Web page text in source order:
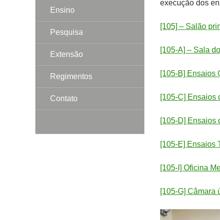
execução dos
[105] – Salão
[105-A] – Sala
[105-B] Ensaios
[105-C] Ensaios
[105-D] Ensaios
[105-E] Ensaios
[105-I] Oficina
[105-G] Câmara
Ensino
Pesquisa
Extensão
Regimentos
Contato